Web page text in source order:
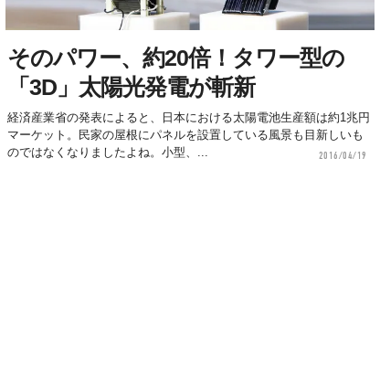
そのパワー、約20倍！タワー型の
「3D」太陽光発電が斬新
経済産業省の発表によると、日本における太陽電池生産額は約1兆円
マーケット。民家の屋根にパネルを設置している風景も目新しいも
のではなくなりましたよね。小型、...
2016/04/19